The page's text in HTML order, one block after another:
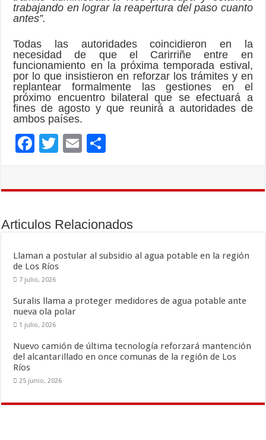
trabajando en lograr la reapertura del paso cuanto
antes”.
Todas las autoridades coincidieron en la
necesidad de que el Carirriñe entre en
funcionamiento en la próxima temporada estival,
por lo que insistieron en reforzar los trámites y en
replantear formalmente las gestiones en el
próximo encuentro bilateral que se efectuará a
fines de agosto y que reunirá a autoridades de
ambos países.
F
o
k
T
E
ar
r
Articulos Relacionados
Llaman a postular al subsidio al agua potable en la región
de Los Ríos
7 julio, 2026
Suralis llama a proteger medidores de agua potable ante
nueva ola polar
1 julio, 2026
Nuevo camión de última tecnología reforzará mantención
del alcantarillado en once comunas de la región de Los
Ríos
25 junio, 2026